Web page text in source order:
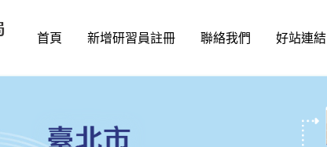
首頁 新增研習員註冊 聯絡我們 好站連結